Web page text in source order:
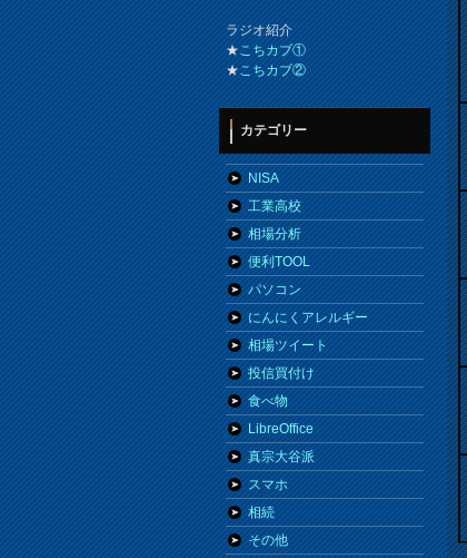
ラジオ紹介
★こちカブ①
★こちカブ②
カテゴリー
NISA
工業高校
相場分析
便利TOOL
パソコン
にんにくアレルギー
相場ツイート
投信買付け
食べ物
LibreOffice
真宗大谷派
スマホ
相続
その他